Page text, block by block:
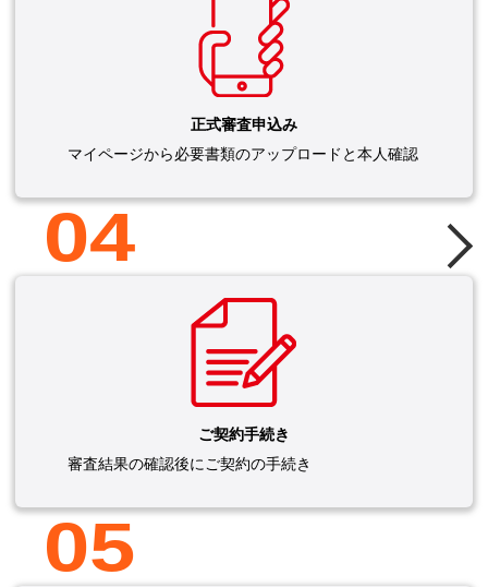
正式審査申込み
マイページから必要書類のアップロードと本人確認
04
ご契約手続き
審査結果の確認後にご契約の手続き
05